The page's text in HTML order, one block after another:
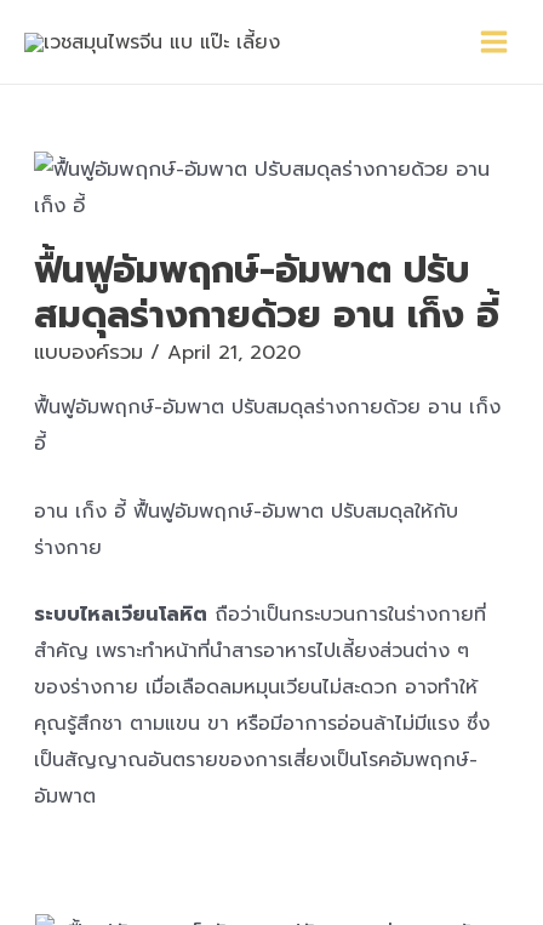
Menu
ฟื้นฟูอัมพฤกษ์-อัมพาต ปรับ
สมดุลร่างกายด้วย อาน เก็ง อี้
แบบองค์รวม / April 21, 2020
ฟื้นฟูอัมพฤกษ์-อัมพาต ปรับสมดุลร่างกายด้วย อาน เก็ง
อี้
อาน เก็ง อี้ ฟื้นฟูอัมพฤกษ์-อัมพาต ปรับสมดุลให้กับ
ร่างกาย
ระบบไหลเวียนโลหิต ถือว่าเป็นกระบวนการในร่างกายที่
สำคัญ เพราะทำหน้าที่นำสารอาหารไปเลี้ยงส่วนต่าง ๆ
ของร่างกาย เมื่อเลือดลมหมุนเวียนไม่สะดวก อาจทำให้
คุณรู้สึกชา ตามแขน ขา หรือมีอาการอ่อนล้าไม่มีแรง ซึ่ง
เป็นสัญญาณอันตรายของการเสี่ยงเป็นโรคอัมพฤกษ์-
อัมพาต
navigation